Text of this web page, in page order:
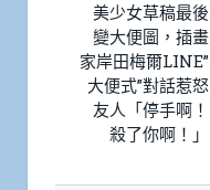
美少女草稿最後
變大便圖，插畫
家岸田梅爾LINE”
大便式”對話惹怒
友人「停手啊！
殺了你啊！」